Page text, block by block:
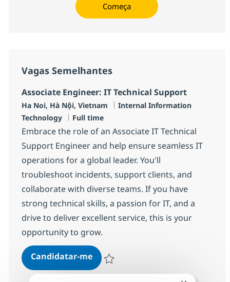
Começa
Vagas Semelhantes
Associate Engineer: IT Technical Support
Localização
Ha Noi, Hà Nội, Vietnam Categoria
Internal Information
Technology
Tipo de Vaga
Full time
Embrace the role of an Associate IT Technical
Support Engineer and help ensure seamless IT
operations for a global leader. You'll
troubleshoot incidents, support clients, and
collaborate with diverse teams. If you have
strong technical skills, a passion for IT, and a
drive to deliver excellent service, this is your
opportunity to grow.
Candidatar-meAssociate Engineer: IT Technical